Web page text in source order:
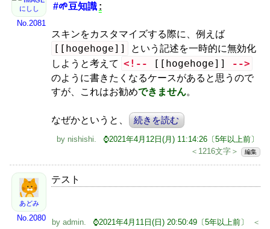
にしし
No.2081
#🌱豆知識 :
スキンをカスタマイズする際に、例えば
[[hogehoge]]
という記述を一時的に無効化
しようと考えて <!-- [[hogehoge]] -->
のように書きたくなるケースがあると思うので
すが、これはお勧めできません。
なぜかというと、 続きを読む
by nishishi.
⌚2021年4月12日(月) 11:14:26〔5年以上前〕
＜1216文字＞
編集
あどみ
No.2080
テスト
by admin. ⌚2021年4月11日(日) 20:50:49〔5年以上前〕
＜